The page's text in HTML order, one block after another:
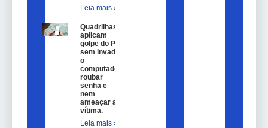
Leia mais »
Quadrilhas
aplicam
golpe do Pix
sem invadir
o
computador,
roubar
senha e
nem
ameaçar a
vítima.
Leia mais »